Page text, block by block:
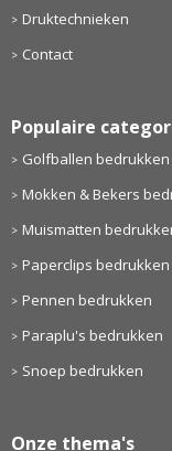
Druktechnieken
Contact
Populaire
Golfballen bedrukken
Mokken & Bekers
Muismatten
Paperclips bedrukken
Pennen bedrukken
Paraplu's bedrukken
Snoep bedrukken
Onze thema's